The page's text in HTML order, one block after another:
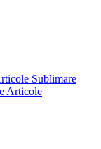
Sublimare
Articole